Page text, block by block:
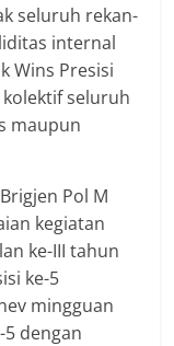
seluruh rekan-
internal
Wins Presisi
seluruh
maupun
Pol M
kegiatan
ke-III tahun
ke-5
mingguan
dengan